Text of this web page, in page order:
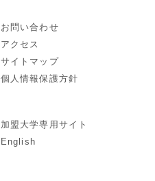
お問い合わせ
アクセス
サイトマップ
個人情報保護方針
加盟大学専用サイト
English